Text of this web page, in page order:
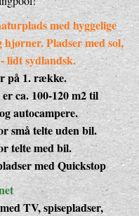
med hyggelige
Pladser med sol,
lidt sydlandsk.
på 1. række.
ca. 100-120 m2 til
autocampere.
små telte uden bil.
telte med bil.
med Quickstop
TV, spisepladser,